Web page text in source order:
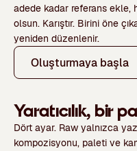
adede kadar referans ekle,
olsun. Karıştır. Birini öne
yeniden düzenlenir.
Oluşturmaya başla
Yaratıcılık, bir
Dört ayar. Raw yalnızca
kompozisyonu, paleti ve